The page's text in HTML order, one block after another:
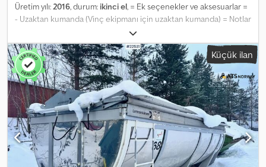
Üretim yılı:2016, durum: ikinci el, = Ek seçenekler ve aksesuarlar =
- Uzaktan kumanda (Vinç ekipmanı için uzaktan kumanda) = Notlar
= Ek bilgi: YV2R002DXFA781142 = Daha fazla bilgi = Yeni: Hayır
Kullanım alanı: Yük taşımacılığı Dwedpsx S Eukjfx Adhoa Seri
numarası: 920168899
Küçük ilan